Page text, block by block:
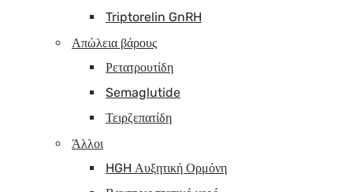
Triptorelin GnRH
Απώλεια βάρους
Ρετατρουτίδη
Semaglutide
Τειρζεπατίδη
Άλλοι
HGH Αυξητική Ορμόνη